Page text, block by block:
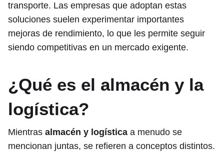
transporte. Las empresas que adoptan estas
soluciones suelen experimentar importantes
mejoras de rendimiento, lo que les permite seguir
siendo competitivas en un mercado exigente.
¿Qué es el almacén y la
logística?
Mientras almacén y logística a menudo se
mencionan juntas, se refieren a conceptos distintos.